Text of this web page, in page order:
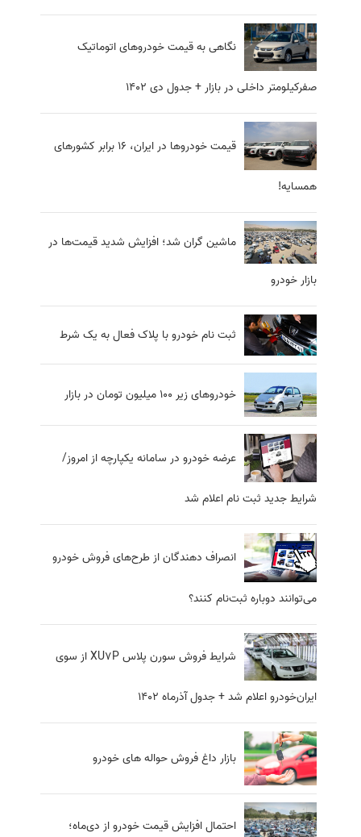
نگاهی به قیمت خودروهای اتوماتیک
صفرکیلومتر داخلی در بازار + جدول دی 1402
قیمت خودرو‌ها در ایران، 16 برابر کشور‌های
همسایه!
ماشین گران شد؛ افزایش شدید قیمت‌ها در
بازار خودرو
ثبت نام خودرو با پلاک فعال به یک شرط
خودروهای زیر ۱۰۰ میلیون تومان در بازار
عرضه خودرو در سامانه یکپارچه از امروز/
شرایط جدید ثبت نام اعلام شد
انصراف دهندگان از طرح‌های فروش خودرو
می‌توانند دوباره ثبت‌نام کنند؟
شرایط فروش سورن پلاس XU7P از سوی
ایران‌خودرو اعلام شد + جدول آذرماه 1402
بازار داغ فروش حواله‌ های خودرو
احتمال افزایش قیمت خودرو از دی‌ماه؛